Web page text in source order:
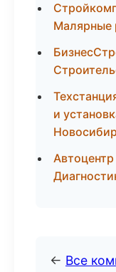
Малярные
и
← Все